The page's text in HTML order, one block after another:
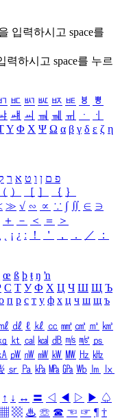
입력하시고 space를
력하시고 space를 누르
ㅳ ㅴ ㅵ ㅶ ㅷ ㅸ
ㅹ
ㆈ ㆉ ㆊ ㆋ ㆌ ㆍ
ㆎ
Υ Φ Χ Ψ Ω α β γ δ ε ζ η
פ ם ן ו ט א ר
（ ） ［ ］ ｛ ｝
≫ √ ∽ ∝ ∵ ∫ ∬ ∈ ∋
＋ － ＜ ＝
＞
¡ ¿ ː ！ ＇ ， ． ／
：
œ ß þ ŧ ŋ ŉ
С Т У Ф Х Ц Ч Ш Щ Ъ
п р с т у ф х ц ч ш щ ъ
㎗ ℓ ㎘ ㏄ ㎣ ㎤ ㎥ ㎦
㏏ ㎈ ㎉ ㏈ ㎧ ㎨ ㎰
㎺ ㎻ ㎽ ㎾ ㎿ ㎐ ㎑
㏛ ㎩ ㎪ ㎫ ㎬ ㏝ ㏐
㏓
↑ ↓ ↔ 〓 ◁ ◀ ▷ ▶ ♤
▩ ♨ ☏ ☎ ☜ ☞ ¶ †